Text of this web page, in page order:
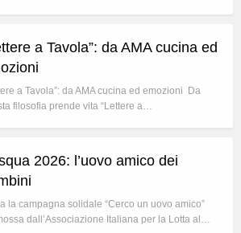
a Tavola”: da AMA cucina ed
a Tavola”: da AMA cucina ed emozioni Da
filosofia prende vita “Lettere a…
2026: l’uovo amico dei
la campagna solidale “Cerco un uovo amico”
dall’Associazione Italiana per la Lotta al…